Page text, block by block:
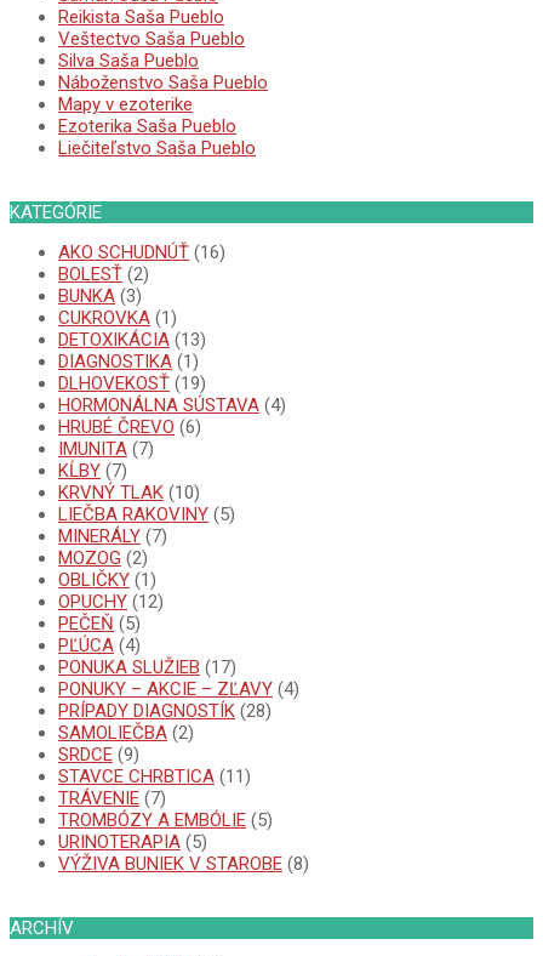
Reikista Saša Pueblo
Veštectvo Saša Pueblo
Silva Saša Pueblo
Náboženstvo Saša Pueblo
Mapy v ezoterike
Ezoterika Saša Pueblo
Liečiteľstvo Saša Pueblo
KATEGÓRIE
AKO SCHUDNÚŤ (16)
BOLESŤ (2)
BUNKA (3)
CUKROVKA (1)
DETOXIKÁCIA (13)
DIAGNOSTIKA (1)
DLHOVEKOSŤ (19)
HORMONÁLNA SÚSTAVA (4)
HRUBÉ ČREVO (6)
IMUNITA (7)
KĹBY (7)
KRVNÝ TLAK (10)
LIEČBA RAKOVINY (5)
MINERÁLY (7)
MOZOG (2)
OBLIČKY (1)
OPUCHY (12)
PEČEŇ (5)
PĽÚCA (4)
PONUKA SLUŽIEB (17)
PONUKY – AKCIE – ZĽAVY (4)
PRÍPADY DIAGNOSTÍK (28)
SAMOLIEČBA (2)
SRDCE (9)
STAVCE CHRBTICA (11)
TRÁVENIE (7)
TROMBÓZY A EMBÓLIE (5)
URINOTERAPIA (5)
VÝŽIVA BUNIEK V STAROBE (8)
ARCHÍV